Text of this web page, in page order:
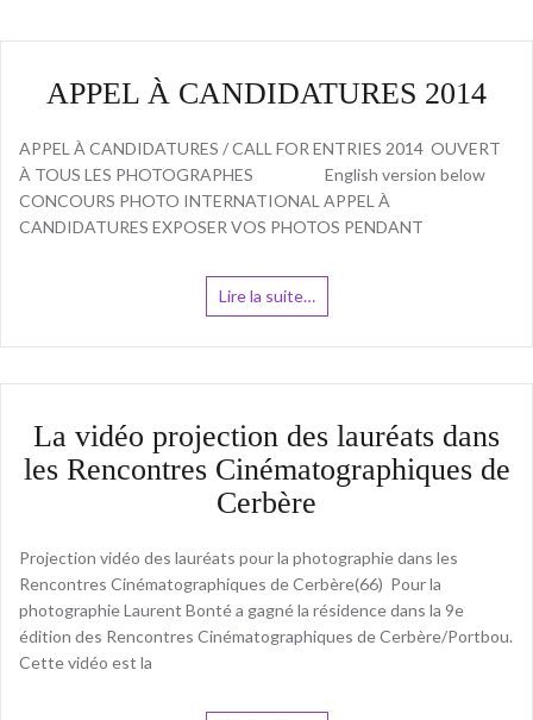
APPEL À CANDIDATURES 2014
APPEL À CANDIDATURES / CALL FOR ENTRIES 2014 OUVERT
À TOUS LES PHOTOGRAPHES English version below
CONCOURS PHOTO INTERNATIONAL APPEL À
CANDIDATURES EXPOSER VOS PHOTOS PENDANT
Lire la suite…
La vidéo projection des lauréats dans
les Rencontres Cinématographiques de
Cerbère
Projection vidéo des lauréats pour la photographie dans les
Rencontres Cinématographiques de Cerbère(66) Pour la
photographie Laurent Bonté a gagné la résidence dans la 9e
édition des Rencontres Cinématographiques de Cerbère/Portbou.
Cette vidéo est la